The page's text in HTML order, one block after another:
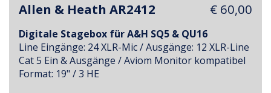
Allen & Heath AR2412 € 60,00
Digitale Stagebox für A&H SQ5 & QU16
Line Eingänge: 24 XLR-Mic / Ausgänge: 12 XLR-Line
Cat 5 Ein & Ausgänge / Aviom Monitor kompatibel
Format: 19" / 3 HE